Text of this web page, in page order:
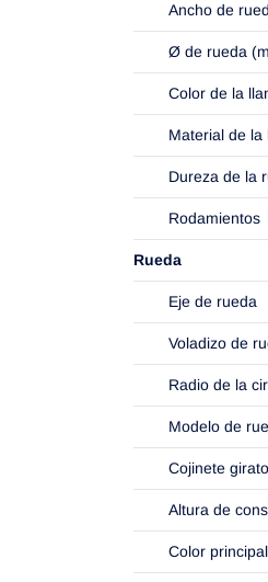
Ancho de
Ø de rueda
Color de la
Material de la
Dureza de la
Rodamientos
Rueda
Eje de rueda
Voladizo de
Radio de la
Modelo de
Cojinete
Altura de
Color principal